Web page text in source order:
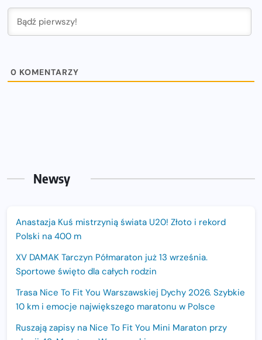
0 KOMENTARZY
Newsy
Anastazja Kuś mistrzynią świata U20! Złoto i rekord
Polski na 400 m
XV DAMAK Tarczyn Półmaraton już 13 września.
Sportowe święto dla całych rodzin
Trasa Nice To Fit You Warszawskiej Dychy 2026. Szybkie
10 km i emocje największego maratonu w Polsce
Ruszają zapisy na Nice To Fit You Mini Maraton przy